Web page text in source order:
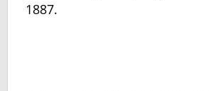
1887.